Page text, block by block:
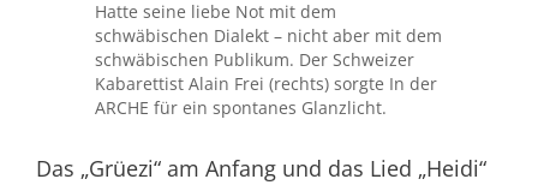
Hatte seine liebe Not mit dem
schwäbischen Dialekt – nicht aber mit dem
schwäbischen Publikum. Der Schweizer
Kabarettist Alain Frei (rechts) sorgte In der
ARCHE für ein spontanes Glanzlicht.
Das „Grüezi“ am Anfang und das Lied „Heidi“